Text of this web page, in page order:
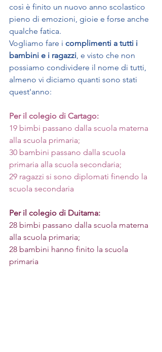
così è finito un nuovo anno scolastico
pieno di emozioni, gioie e forse anche
qualche fatica.
Vogliamo fare i complimenti a tutti i
bambini e i ragazzi, e visto che non
possiamo condividere il nome di tutti,
almeno vi diciamo quanti sono stati
quest'anno:
Per il colegio di Cartago:
19 bimbi passano dalla scuola materna
alla scuola primaria;
30 bambini passano dalla scuola
primaria alla scuola secondaria;
29 ragazzi si sono diplomati finendo la
scuola secondaria
Per il colegio di Duitama:
28 bimbi passano dalla scuola materna
alla scuola primaria;
28 bambini hanno finito la scuola
primaria